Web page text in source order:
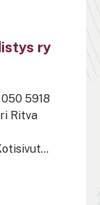
ry
5918
Ritva